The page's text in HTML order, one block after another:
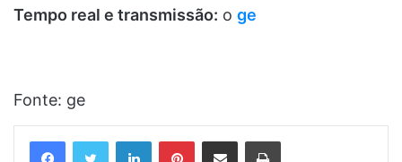
Tempo real e transmissão: o ge
Fonte: ge
LinkedinPinterestCompartilhar via e-mail Imprimir